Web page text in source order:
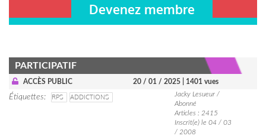
Devenez membre
PARTICIPATIF
ACCÈS PUBLIC 20 / 01 / 2025 | 1401 vues
Étiquettes RPS ADDICTIONS
Jacky Lesueur /
Abonné
Articles : 2415
Inscrit(e) le 04 / 03
/ 2008